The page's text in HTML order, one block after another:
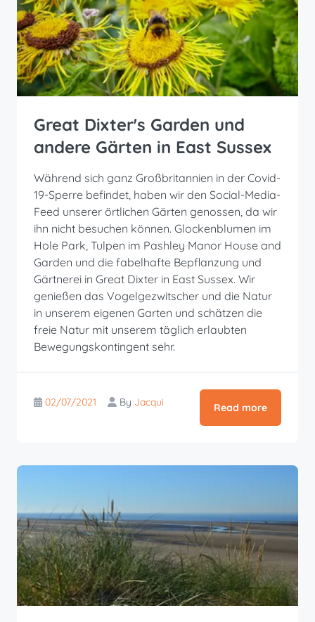
Great Dixter's Garden und
andere Gärten in East Sussex
Während sich ganz Großbritannien in der Covid-
19-Sperre befindet, haben wir den Social-Media-
Feed unserer örtlichen Gärten genossen, da wir
ihn nicht besuchen können. Glockenblumen im
Hole Park, Tulpen im Pashley Manor House and
Garden und die fabelhafte Bepflanzung und
Gärtnerei in Great Dixter in East Sussex. Wir
genießen das Vogelgezwitscher und die Natur
in unserem eigenen Garten und schätzen die
freie Natur mit unserem täglich erlaubten
Bewegungskontingent sehr.
02/07/2021 By Jacqui Read more